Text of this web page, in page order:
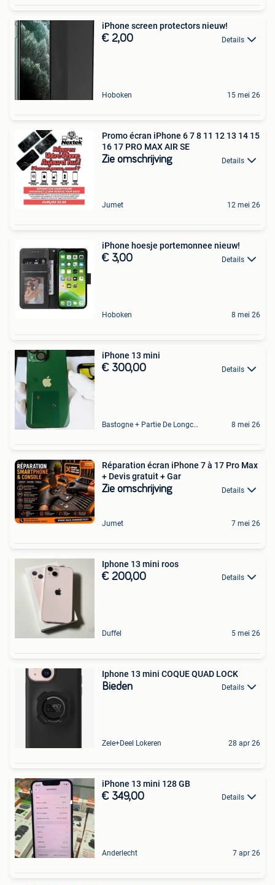
iPhone screen protectors nieuw!
€ 2,00 Details
Hoboken 15 mei 26
Promo écran iPhone 6 7 8 11 12 13 14 15
16 17 PRO MAX AIR SE
Zie omschrijving Details
Jumet 12 mei 26
iPhone hoesje portemonnee nieuw!
€ 3,00 Details
Hoboken 8 mei 26
iPhone 13 mini
€ 300,00 Details
Bastogne + Partie De Longchamps Et Sibret 8 mei 26
Réparation écran iPhone 7 à 17 Pro Max
+ Devis gratuit + Gar
Zie omschrijving Details
Jumet 7 mei 26
Iphone 13 mini roos
€ 200,00 Details
Duffel 5 mei 26
Iphone 13 mini COQUE QUAD LOCK
Bieden Details
Zele+Deel Lokeren 28 apr 26
iPhone 13 mini 128 GB
€ 349,00 Details
Anderlecht 7 apr 26